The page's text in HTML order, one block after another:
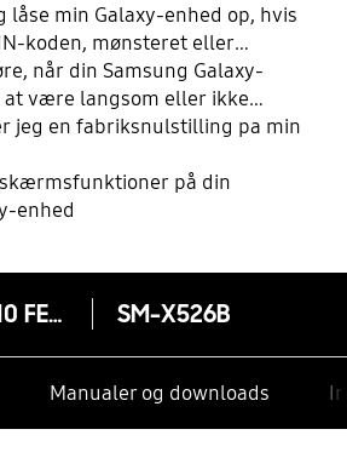
låse min Galaxy-enhed op, hvis
koden, mønsteret eller
når din Samsung Galaxy-
at være langsom eller ikke
jeg en fabriksnulstilling pa min
på din
enhed
Galaxy Tab S10 FE 5G (10.9") SM-X526B
Manualer og downloads